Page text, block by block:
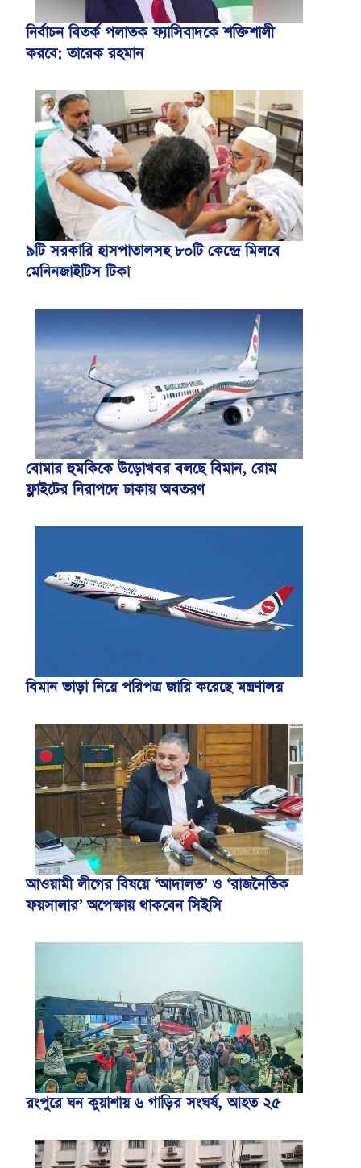
নির্বাচন বিতর্ক পলাতক ফ্যাসিবাদকে শক্তিশালী
করবে: তারেক রহমান
৯টি সরকারি হাসপাতালসহ ৮০টি কেন্দ্রে মিলবে
মেনিনজাইটিস টিকা
বোমার হুমকিকে উড়োখবর বলছে বিমান, রোম
ফ্লাইটের নিরাপদে ঢাকায় অবতরণ
বিমান ভাড়া নিয়ে পরিপত্র জারি করেছে মন্ত্রণালয়
আওয়ামী লীগের বিষয়ে ‘আদালত’ ও ‘রাজনৈতিক
ফয়সালার’ অপেক্ষায় থাকবেন সিইসি
রংপুরে ঘন কুয়াশায় ৬ গাড়ির সংঘর্ষ, আহত ২৫